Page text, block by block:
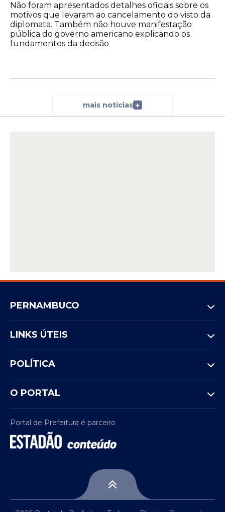
Não foram apresentados detalhes oficiais sobre os
motivos que levaram ao cancelamento do visto da
diplomata. Também não houve manifestação
pública do governo americano explicando os
fundamentos da decisão
mais notícias +
PERNAMBUCO
LINKS ÚTEIS
POLÍTICA
O PORTAL
Portal de Prefeitura é parceiro